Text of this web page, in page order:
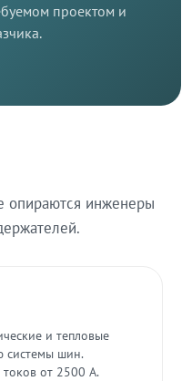
проектом и
опираются инженеры
и тепловые
системы шин.
от 2500 А.